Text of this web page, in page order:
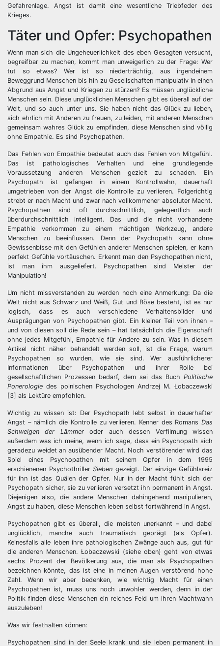
Gefahrenlage. Angst ist damit eine wesentliche Triebfeder des
Krieges.
Täter und Opfer: Psychopathen
Wenn man sich die Ungeheuerlichkeit des eben Gesagten versucht,
begreifbar zu machen, kommt man unweigerlich zu der Frage: Wer
tut so etwas? Wer ist so niederträchtig, aus irgendeinem
Beweggrund Menschen bis hin zu Gesellschaften manipulativ in einen
Abgrund aus Angst und Kriegen zu stürzen? Es müssen unglückliche
Menschen sein. Diese unglücklichen Menschen gibt es überall auf der
Welt, und so auch unter uns. Sie haben nicht das Glück zu lieben,
sich ehrlich mit Anderen zu freuen, zu leiden, mit anderen Menschen
gemeinsam wahres Glück zu empfinden, diese Menschen sind völlig
ohne Empathie. Es sind Psychopathen.
Das Fehlen von Empathie bedeutet auch das Fehlen von Mitgefühl.
Das ist pathologisches Verhalten und eine grundlegende
Voraussetzung anderen Menschen gezielt zu schaden. Ein
Psychopath ist gefangen in einem Kontrollwahn, dauerhaft
umgetrieben von der Angst die Kontrolle zu verlieren. Folgerichtig
strebt er nach Macht und zwar nach vollkommener absoluter Macht.
Psychopathen sind oft durchschnittlich, gelegentlich auch
überdurchschnittlich intelligent. Das und die nicht vorhandene
Empathie verkommen zu einem mächtigen Werkzeug, andere
Menschen zu beeinflussen. Denn der Psychopath kann ohne
Gewissenbisse mit den Gefühlen anderer Menschen spielen, er kann
perfekt Gefühle vortäuschen. Erkennt man den Psychopathen nicht,
ist man ihm ausgeliefert. Psychopathen sind Meister der
Manipulation!
Um nicht missverstanden zu werden noch eine Anmerkung: Da die
Welt nicht aus Schwarz und Weiß, Gut und Böse besteht, ist es nur
logisch, dass es auch verschiedene Verhaltensbilder und
Ausprägungen von Psychopathen gibt. Ein kleiner Teil von ihnen –
und von diesen soll die Rede sein – hat tatsächlich die Eigenschaft
ohne jedes Mitgefühl, Empathie für Andere zu sein. Was in diesem
Artikel nicht näher behandelt werden soll, ist die Frage, warum
Psychopathen so wurden, wie sie sind. Wer ausführlicherer
Informationen über Psychopathen und ihrer Rolle bei
gesellschaftlichen Prozessen bedarf, dem sei das Buch Politische
Ponerologie des polnischen Psychologen Andrzej M. Łobaczewski
[3] als Lektüre empfohlen.
Wichtig zu wissen ist: Der Psychopath lebt selbst in dauerhafter
Angst – nämlich die Kontrolle zu verlieren. Kenner des Romans Das
Schweigen der Lämmeroder auch dessen Verfilmung wissen
außerdem was ich meine, wenn ich sage, dass ein Psychopath sich
geradezu weidet an ausübender Macht. Noch verstörender wird das
Spiel eines Psychopathen mit seinem Opfer in dem 1995
erschienenen PsychothrillerSieben gezeigt. Der einzige Gefühlsreiz
für ihn ist das Quälen der Opfer. Nur in der Macht fühlt sich der
Psychopath sicher, sie zu verlieren versetzt ihn permanent in Angst.
Diejenigen also, die andere Menschen dahingehend manipulieren,
Angst zu haben, diese Menschen leben selbst fortwährend in Angst.
Psychopathen gibt es überall, die meisten unerkannt – und dabei
unglücklich, manche auch traumatisch geprägt (als Opfer).
Keinesfalls alle leben ihre pathologischen Zwänge auch aus, gut für
die anderen Menschen. Łobaczewski (siehe oben) geht von etwas
sechs Prozent der Bevölkerung aus, die man als Psychopathen
bezeichnen könnte, das ist eine in meinen Augen verstörend hohe
Zahl. Wenn wir aber bedenken, wie wichtig Macht für einen
Psychopathen ist, muss uns noch unwohler werden, denn in der
Politik finden diese Menschen ein reiches Feld um ihren Machtwahn
auszuleben!
Was wir festhalten können:
Psychopathen sind in der Seele krank und sie leben permanent in